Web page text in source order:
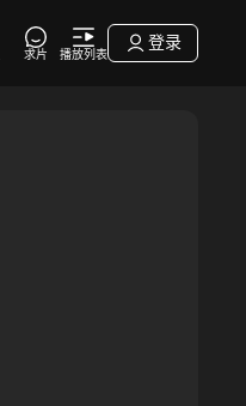
求片 播放列表
登录